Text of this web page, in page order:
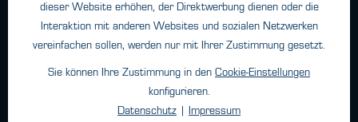
HTK Hamburg GmbH
Oehleckerring 32 • 22419 Hamburg
Telefon: +49 (0)40 - 600 38 38 - 0
dieser Website erhöhen, der Direktwerbung dienen oder die
Interaktion mit anderen Websites und sozialen Netzwerken
vereinfachen sollen, werden nur mit Ihrer Zustimmung gesetzt.
Sie können Ihre Zustimmung in den Cookie-Einstellungen
konfigurieren.
Datenschutz
Impressum